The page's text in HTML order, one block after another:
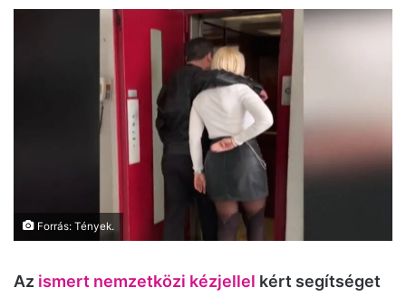
Forrás: Tények.
Az ismert nemzetközi kézjellel kért segítséget